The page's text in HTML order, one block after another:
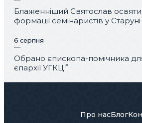
Блаженніший Святослав
формації семінаристів у Старуні
6 серпня
Обрано єпископа-помічника
єпархії УГКЦ
Про насБлог